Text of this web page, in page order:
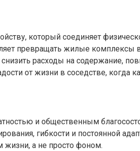
который соединяет
превращать жилые
расходы на содержание,
от жизни в соседстве, когда
и общественным
гибкости и постоянной
жизни, а не просто фоном.